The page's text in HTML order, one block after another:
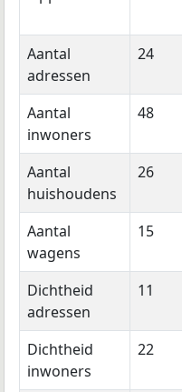
Aantal
adressen
24
Aantal
inwoners
48
Aantal
huishoudens
26
Aantal
wagens
15
Dichtheid
adressen
11
Dichtheid
inwoners
22